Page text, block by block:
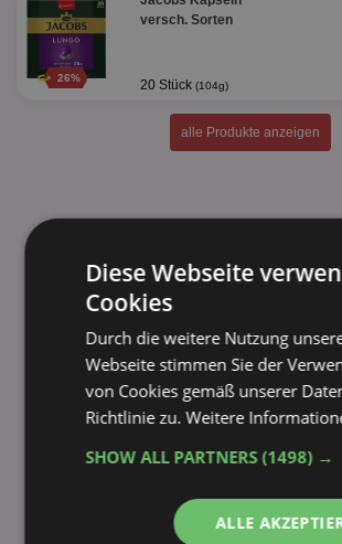
26%
versch. Sorten
20 Stück (104g)
alle Produkte anzeigen
Diese Webseite
Cookies
Durch die weitere Nutzung
Webseite stimmen Sie der
von Cookies gemäß unserer
Richtlinie zu.Weitere
SHOW ALL PARTNERS(1498) →
ALLE